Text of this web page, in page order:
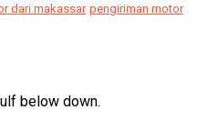
dari makassar pengiriman motor
below down.